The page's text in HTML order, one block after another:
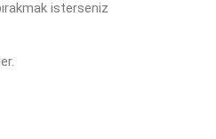
isterseniz